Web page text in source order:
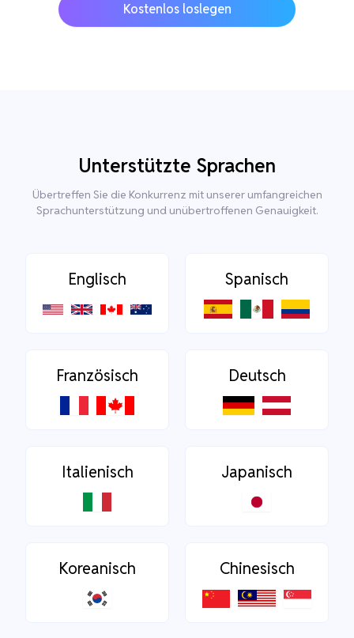
Kostenlos loslegen
Unterstützte Sprachen
Übertreffen Sie die Konkurrenz mit unserer umfangreichen
Sprachunterstützung und unübertroffenen Genauigkeit.
Englisch Spanisch
Französisch Deutsch
Italienisch Japanisch
Koreanisch Chinesisch